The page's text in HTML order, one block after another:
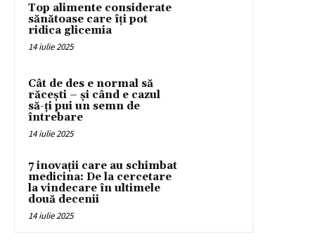
Top alimente considerate
sănătoase care îți pot
ridica glicemia
14 iulie 2025
Cât de des e normal să
răcești – și când e cazul
să-ți pui un semn de
întrebare
14 iulie 2025
7 inovații care au schimbat
medicina: De la cercetare
la vindecare în ultimele
două decenii
14 iulie 2025